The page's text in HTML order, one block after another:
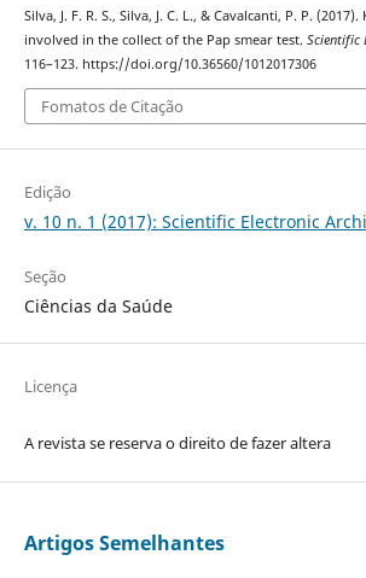
Silva, J. F. R. S., Silva, J. C. L., & Cavalcanti, P. P.
involved in the collect of the Pap smear test. Scientific
116–123. https://doi.org/10.36560/1012017306
Fomatos de Citação
Edição
v. 10 n. 1 (2017): Scientific Electronic
Seção
Ciências da Saúde
Licença
A revista se reserva o direito de fazer altera
Artigos Semelhantes